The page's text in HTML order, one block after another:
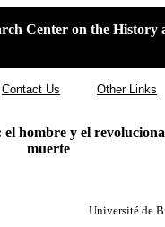
Center on the History
Contact Us Other Links
hombre y el
muerte
Université de